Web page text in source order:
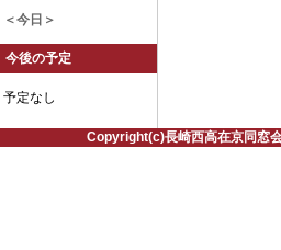
＜今日＞
今後の予定
予定なし
Copyright(c)長崎西高在京同窓